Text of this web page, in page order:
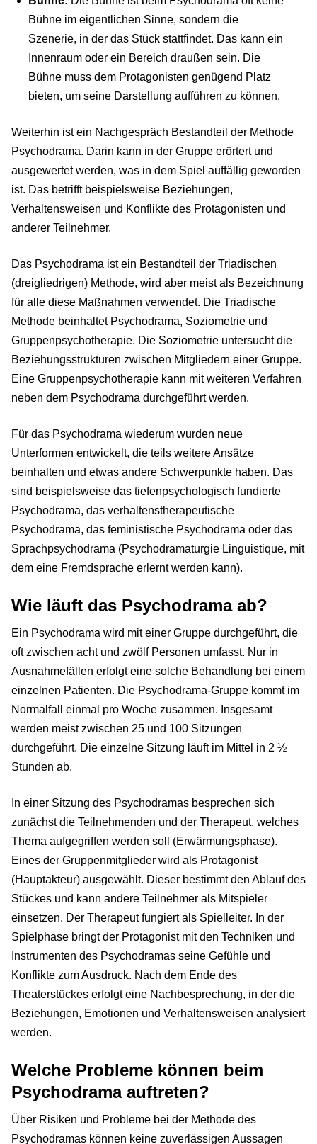
Bühne im eigentlichen Sinne, sondern die
Szenerie, in der das Stück stattfindet. Das kann ein
Innenraum oder ein Bereich draußen sein. Die
Bühne muss dem Protagonisten genügend Platz
bieten, um seine Darstellung aufführen zu können.
Weiterhin ist ein Nachgespräch Bestandteil der Methode
Psychodrama. Darin kann in der Gruppe erörtert und
ausgewertet werden, was in dem Spiel auffällig geworden
ist. Das betrifft beispielsweise Beziehungen,
Verhaltensweisen und Konflikte des Protagonisten und
anderer Teilnehmer.
Das Psychodrama ist ein Bestandteil der Triadischen
(dreigliedrigen) Methode, wird aber meist als Bezeichnung
für alle diese Maßnahmen verwendet. Die Triadische
Methode beinhaltet Psychodrama, Soziometrie und
Gruppenpsychotherapie. Die Soziometrie untersucht die
Beziehungsstrukturen zwischen Mitgliedern einer Gruppe.
Eine Gruppenpsychotherapie kann mit weiteren Verfahren
neben dem Psychodrama durchgeführt werden.
Für das Psychodrama wiederum wurden neue
Unterformen entwickelt, die teils weitere Ansätze
beinhalten und etwas andere Schwerpunkte haben. Das
sind beispielsweise das tiefenpsychologisch fundierte
Psychodrama, das verhaltenstherapeutische
Psychodrama, das feministische Psychodrama oder das
Sprachpsychodrama (Psychodramaturgie Linguistique, mit
dem eine Fremdsprache erlernt werden kann).
Wie läuft das Psychodrama ab?
Ein Psychodrama wird mit einer Gruppe durchgeführt, die
oft zwischen acht und zwölf Personen umfasst. Nur in
Ausnahmefällen erfolgt eine solche Behandlung bei einem
einzelnen Patienten. Die Psychodrama-Gruppe kommt im
Normalfall einmal pro Woche zusammen. Insgesamt
werden meist zwischen 25 und 100 Sitzungen
durchgeführt. Die einzelne Sitzung läuft im Mittel in 2 ½
Stunden ab.
In einer Sitzung des Psychodramas besprechen sich
zunächst die Teilnehmenden und der Therapeut, welches
Thema aufgegriffen werden soll (Erwärmungsphase).
Eines der Gruppenmitglieder wird als Protagonist
(Hauptakteur) ausgewählt. Dieser bestimmt den Ablauf des
Stückes und kann andere Teilnehmer als Mitspieler
einsetzen. Der Therapeut fungiert als Spielleiter. In der
Spielphase bringt der Protagonist mit den Techniken und
Instrumenten des Psychodramas seine Gefühle und
Konflikte zum Ausdruck. Nach dem Ende des
Theaterstückes erfolgt eine Nachbesprechung, in der die
Beziehungen, Emotionen und Verhaltensweisen analysiert
werden.
Welche Probleme können beim
Psychodrama auftreten?
Über Risiken und Probleme bei der Methode des
Psychodramas können keine zuverlässigen Aussagen